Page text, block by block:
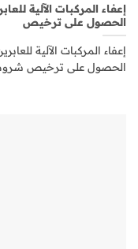
إعفاء المركبات الآلية
الحصول على ترخيص
إعفاء المركبات الآلية
الحصول على ترخيص شروط